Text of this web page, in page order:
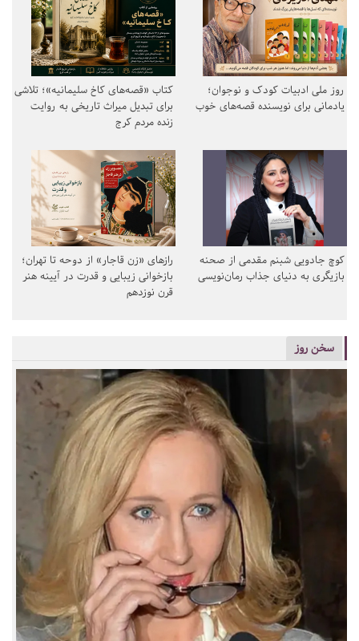
روز ملی ادبیات کودک و نوجوان؛
یادمانی برای نویسنده قصه‌های خوب
کتاب «قصه‌های کاخ سلیمانیه»؛ تلاشی
برای تبدیل میراث تاریخی به روایت
زنده مردم کرج
کوچ جادویی شبنم مقدمی از صحنه
بازیگری به دنیای جذاب رمان‌نویسی
رازهای «زن قاجار» از دوحه تا تهران؛
بازخوانی زیبایی و قدرت در آیینه هنر
قرن نوزدهم
سخن روز